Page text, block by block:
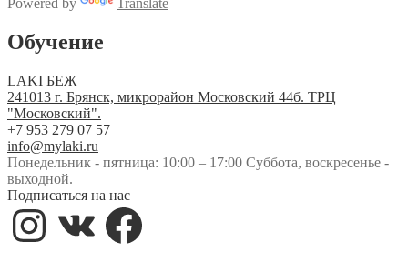
Обучение
LAKI БЕЖ
241013 г. Брянск, микрорайон Московский 44б. ТРЦ
"Московский".
+7 953 279 07 57
info@mylaki.ru
Понедельник - пятница: 10:00 – 17:00 Суббота, воскресенье -
выходной.
Подписаться на нас
Instagram
Facebook